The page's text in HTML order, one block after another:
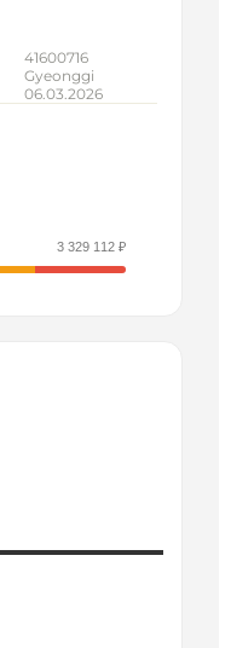
41600716
Gyeonggi
06.03.2026
3 329 112 ₽